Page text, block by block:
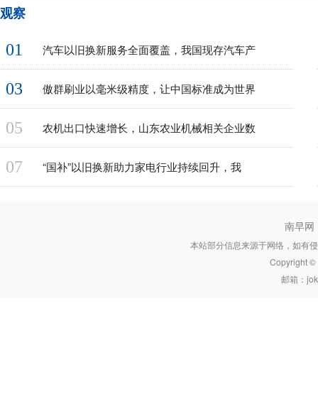
观察
01 汽车以旧换新服务全面覆盖，我国现存汽车产
03 傲群刷业以毫米级精度，让中国标准成为世界
05 农机出口快速增长，山东农业机械相关企业数
07 “国补”以旧换新助力家电行业持续回升，我
南早网
本站部分信息来源于网络，如有
Copyright ©
邮箱：